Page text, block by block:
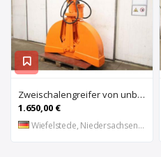
Zweischalengreifer von unbekannt – Breite 30 cm
1.650,00 €
Wiefelstede, Niedersachsen, DE